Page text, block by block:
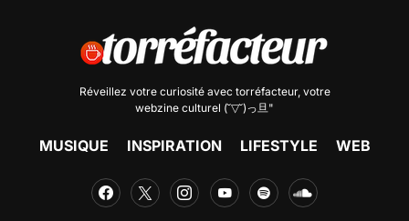
Réveillez votre curiosité avec torréfacteur, votre
webzine culturel (˘▽˘)っ旦"
MUSIQUE INSPIRATION LIFESTYLE WEB